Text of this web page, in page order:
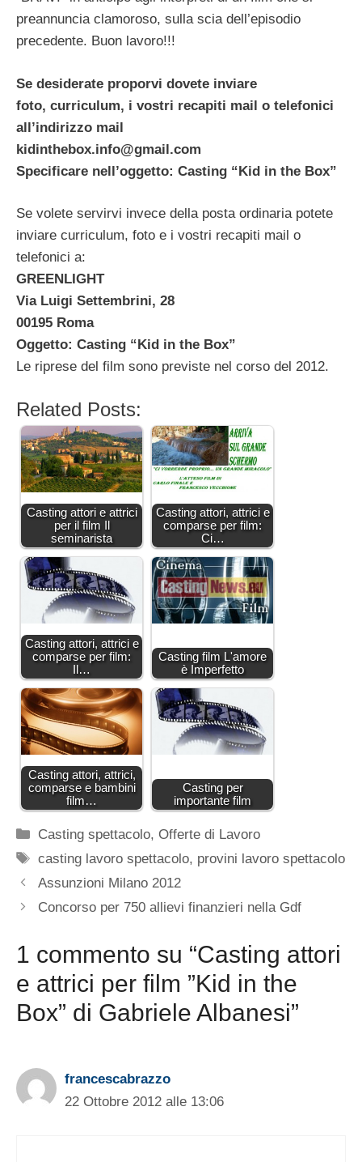
preannuncia clamoroso, sulla scia dell’episodio
precedente. Buon lavoro!!!
Se desiderate proporvi dovete inviare
foto, curriculum, i vostri recapiti mail o telefonici
all’indirizzo mail
kidinthebox.info@gmail.com
Specificare nell’oggetto: Casting “Kid in the Box”
Se volete servirvi invece della posta ordinaria potete
inviare curriculum, foto e i vostri recapiti mail o
telefonici a:
GREENLIGHT
Via Luigi Settembrini, 28
00195 Roma
Oggetto: Casting “Kid in the Box”
Le riprese del film sono previste nel corso del 2012.
Related Posts:
Casting attori e attrici
per il film Il
seminarista
Casting attori, attrici e
comparse per film:
Ci…
Casting attori, attrici e
comparse per film:
Il…
Casting film L'amore
è Imperfetto
Casting attori, attrici,
comparse e bambini
film…
Casting per
importante film
Categorie
Casting spettacolo,Offerte di Lavoro
Tag
casting lavoro spettacolo, provini lavoro spettacolo
Assunzioni Milano 2012
Concorso per 750 allievi finanzieri nella Gdf
1 commento su “Casting attori
e attrici per film ”Kid in the
Box” di Gabriele Albanesi”
francescabrazzo
22 Ottobre 2012 alle 13:06